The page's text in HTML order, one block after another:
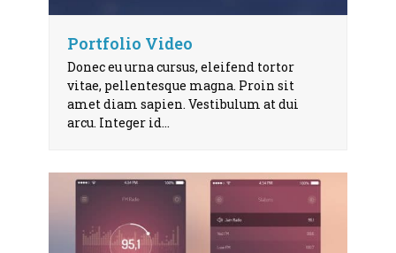
Portfolio Video
Donec eu urna cursus, eleifend tortor
vitae, pellentesque magna. Proin sit
amet diam sapien. Vestibulum at dui
arcu. Integer id…